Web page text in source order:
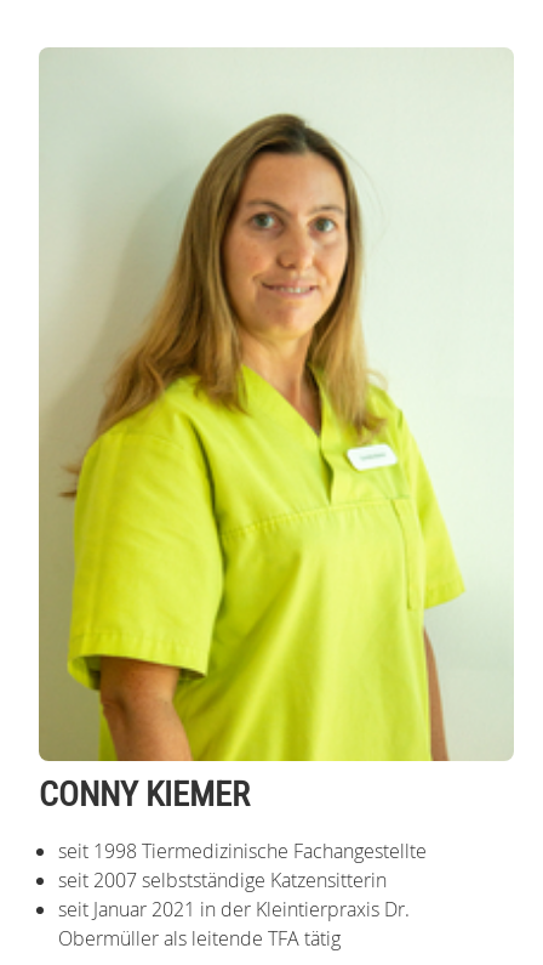
CONNY KIEMER
seit 1998 Tiermedizinische Fachangestellte
seit 2007 selbstständige Katzensitterin
seit Januar 2021 in der Kleintierpraxis Dr.
Obermüller als leitende TFA tätig